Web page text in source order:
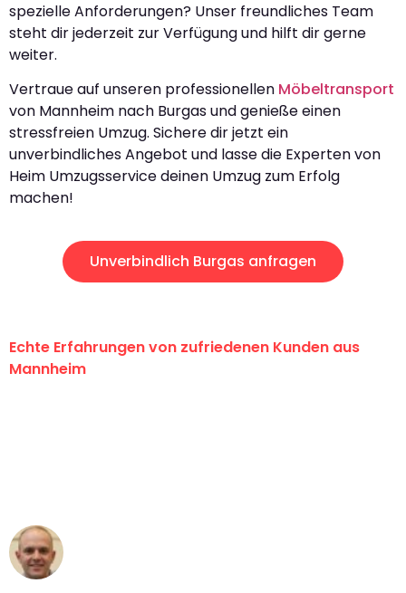
spezielle Anforderungen? Unser freundliches Team
steht dir jederzeit zur Verfügung und hilft dir gerne
weiter.
Vertraue auf unseren professionellen Möbeltransport
von Mannheim nach Burgas und genieße einen
stressfreien Umzug. Sichere dir jetzt ein
unverbindliches Angebot und lasse die Experten von
Heim Umzugsservice deinen Umzug zum Erfolg
machen!
Unverbindlich Burgas anfragen
Echte Erfahrungen von zufriedenen Kunden aus
Mannheim